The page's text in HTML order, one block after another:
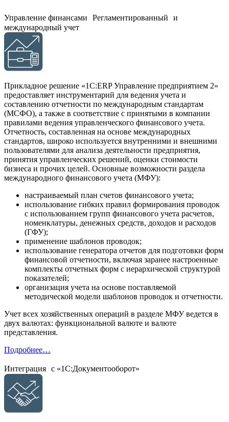
Управление финансами Регламентированный и
международный учет
Прикладное решение «1С:ERP Управление предприятием 2»
предоставляет инструментарий для ведения учета и
составлению отчетности по международным стандартам
(МСФО), а также в соответствие с принятыми в компании
правилами ведения управленческого финансового учета.
Отчетность, составленная на основе международных
стандартов, широко используется внутренними и внешними
пользователями для анализа деятельности предприятия,
принятия управленческих решений, оценки стоимости
бизнеса и прочих целей. Основные возможности раздела
международного финансового учета (МФУ):
настраиваемый план счетов финансового учета;
использование гибких правил формирования проводок
с использованием групп финансового учета расчетов,
номенклатуры, денежных средств, доходов и расходов
(ГФУ);
применение шаблонов проводок;
использование генератора отчетов для подготовки форм
финансовой отчетности, включая заранее настроенные
комплекты отчетных форм с иерархической структурой
показателей;
организация учета на основе поставляемой
методической модели шаблонов проводок и отчетности.
Учет всех хозяйственных операций в разделе МФУ ведется в
двух валютах: функциональной валюте и валюте
представления.
Подробнее…
Интеграция с «1С:Документооборот»